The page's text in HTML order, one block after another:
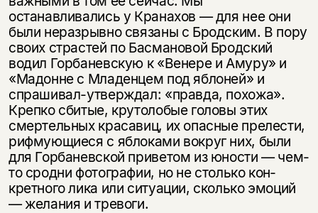
останавливались у Кранахов — для нее они
были неразрывно связаны с Бродским. В пору
своих страстей по Басмановой Бродский
водил Горбаневскую к «Венере и Амуру» и
«Мадонне с Младенцем под яблоней» и
спрашивал-утверждал: «правда, по­хожа».
Крепко сбитые, крутолобые головы этих
смертельных красавиц, их опасные прелести,
рифмующиеся с яблоками вокруг них, были
для Горбаневской приветом из юности — чем-
то сродни фотографии, но не столько кон­
кретного лика или ситуации, сколько эмоций
— желания и тревоги.